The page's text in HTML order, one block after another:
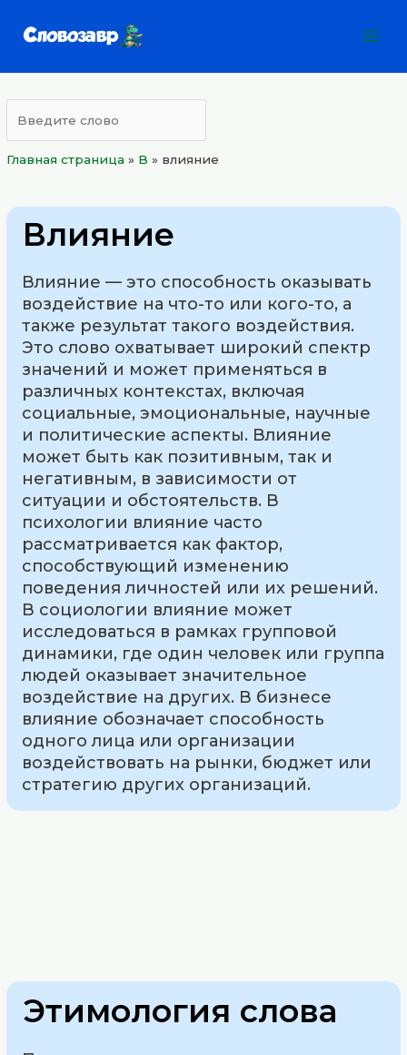
Главная страница » B » влияние
Влияние
Влияние — это способность оказывать
воздействие на что-то или кого-то, а
также результат такого воздействия.
Это слово охватывает широкий спектр
значений и может применяться в
различных контекстах, включая
социальные, эмоциональные, научные
и политические аспекты. Влияние
может быть как позитивным, так и
негативным, в зависимости от
ситуации и обстоятельств. В
психологии влияние часто
рассматривается как фактор,
способствующий изменению
поведения личностей или их решений.
В социологии влияние может
исследоваться в рамках групповой
динамики, где один человек или группа
людей оказывает значительное
воздействие на других. В бизнесе
влияние обозначает способность
одного лица или организации
воздействовать на рынки, бюджет или
стратегию других организаций.
Этимология слова